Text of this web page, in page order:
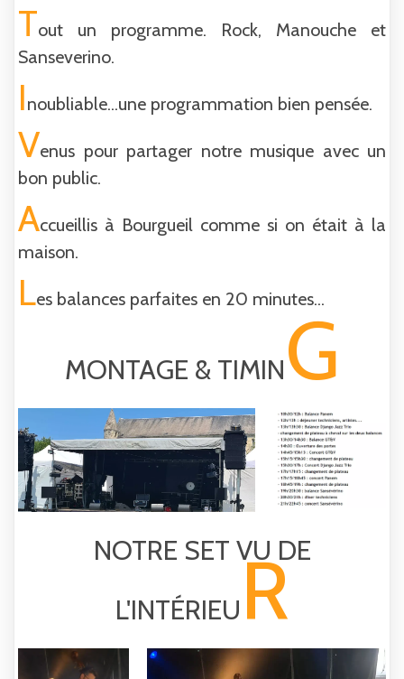
Tout un programme. Rock, Manouche et
Sanseverino.
Inoubliable...une programmation bien pensée.
Venus pour partager notre musique avec un
bon public.
Accueillis à Bourgueil comme si on était à la
maison.
Les balances parfaites en 20 minutes...
MONTAGE & TIMING
NOTRE SET VU DE
L'INTÉRIEUR